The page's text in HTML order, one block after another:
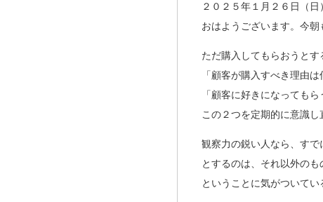
２０２５年１月２６日（日）
おはようございます。今朝
ただ購入してもらおうとす
「顧客が購入すべき理由
「顧客に好きになっても
この２つを定期的に意識し
観察力の鋭い人なら、す
とするのは、それ以外の
ということに気がついてい